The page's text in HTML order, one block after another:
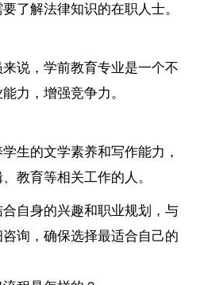
了解法律知识的在职人士。
说，学前教育专业是一个不
力，增强竞争力。
生的文学素养和写作能力，
教育等相关工作的人。
自身的兴趣和职业规划，与
询，确保选择最适合自己的